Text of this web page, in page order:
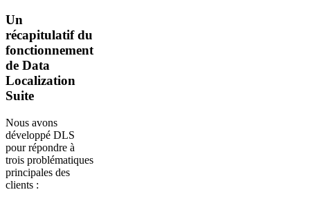
Un
récapitulatif du
fonctionnement
de Data
Localization
Suite
Nous avons
développé DLS
pour répondre à
trois problématiques
principales des
clients :